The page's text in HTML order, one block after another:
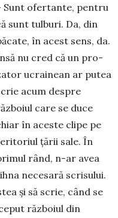
Sunt ofertante, pentru
sunt tulburi. Da, din
în acest sens, da.
nu cred că un pro­
ucrainean ar putea
acum despre
care se duce
în aceste clipe pe
țării sale. În
rând, n-ar avea
necesară scri­sului.
și să scrie, când se
războ­iul din